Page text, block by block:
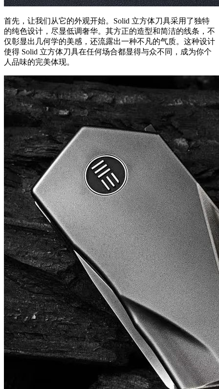
首先，让我们从它的外观开始。Solid 立方体刀具采用了独特
的纯色设计，尽显低调奢华。其方正的造型和简洁的线条，不
仅彰显出几何学的美感，还流露出一种不凡的气质。这种设计
使得 Solid 立方体刀具在任何场合都显得与众不同，成为你个
人品味的完美体现。